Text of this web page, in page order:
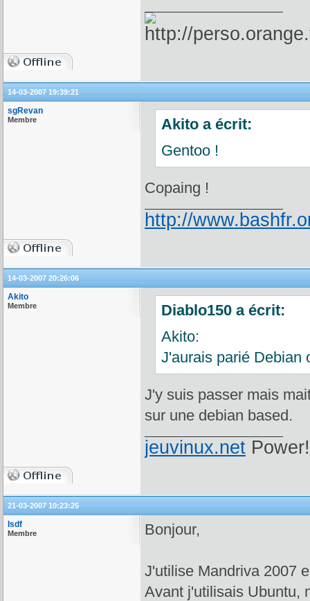
14-03-2007 19:39:21
sgRevan
Membre
Akito a écrit:
Gentoo !
Copaing !
http://
14-03-2007 20:26:06
Akito
Membre
Diablo150 a écrit:
Akito:
J'aurais parié Debian
J'y suis passer mais
sur une debian based.
jeuvinux.net
21-03-2007 10:23:25
Isdf
Membre Bonjour,
J'utilise Mandriva 2007
Avant j'utilisais Ubuntu,